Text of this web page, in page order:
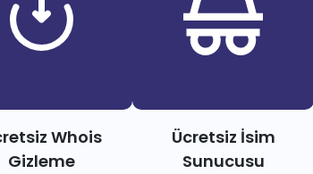
Whois
Gizleme
Ücretsiz İsim
Sunucusu